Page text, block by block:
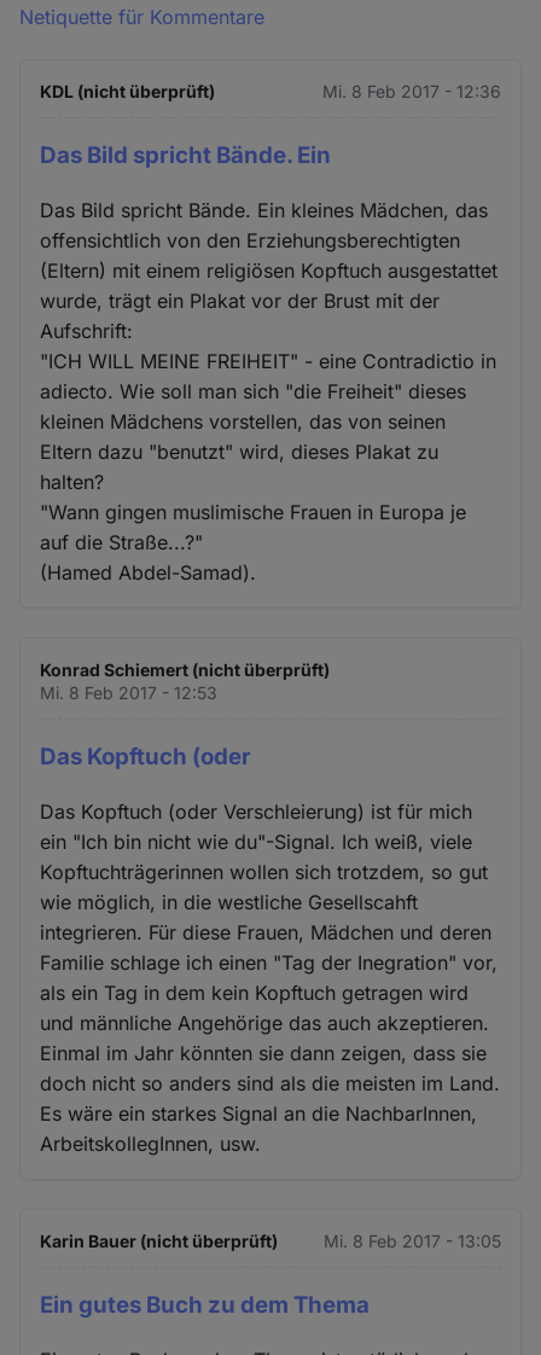
Netiquette für Kommentare
KDL (nicht überprüft) Mi. 8 Feb 2017 - 12:36
Das Bild spricht Bände. Ein
Das Bild spricht Bände. Ein kleines Mädchen, das
offensichtlich von den Erziehungsberechtigten
(Eltern) mit einem religiösen Kopftuch ausgestattet
wurde, trägt ein Plakat vor der Brust mit der
Aufschrift:
"ICH WILL MEINE FREIHEIT" - eine Contradictio in
adiecto. Wie soll man sich "die Freiheit" dieses
kleinen Mädchens vorstellen, das von seinen
Eltern dazu "benutzt" wird, dieses Plakat zu
halten?
"Wann gingen muslimische Frauen in Europa je
auf die Straße...?"
(Hamed Abdel-Samad).
Konrad Schiemert (nicht überprüft)
Mi. 8 Feb 2017 - 12:53
Das Kopftuch (oder
Das Kopftuch (oder Verschleierung) ist für mich
ein "Ich bin nicht wie du"-Signal. Ich weiß, viele
Kopftuchträgerinnen wollen sich trotzdem, so gut
wie möglich, in die westliche Gesellscahft
integrieren. Für diese Frauen, Mädchen und deren
Familie schlage ich einen "Tag der Inegration" vor,
als ein Tag in dem kein Kopftuch getragen wird
und männliche Angehörige das auch akzeptieren.
Einmal im Jahr könnten sie dann zeigen, dass sie
doch nicht so anders sind als die meisten im Land.
Es wäre ein starkes Signal an die NachbarInnen,
ArbeitskollegInnen, usw.
Karin Bauer (nicht überprüft) Mi. 8 Feb 2017 - 13:05
Ein gutes Buch zu dem Thema